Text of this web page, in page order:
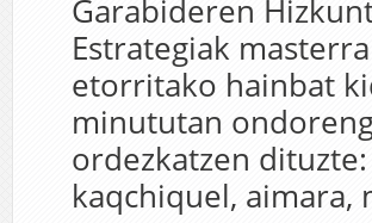
Garabideren
Estrategiak
etorritako hainbat
minututan
ordezkatzen
kaqchiquel, aimara,